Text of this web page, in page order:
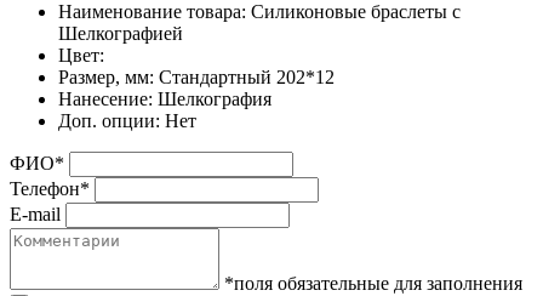
Наименование товара: Силиконовые браслеты с
Шелкографией
Цвет:
Размер, мм: Стандартный 202*12
Нанесение: Шелкография
Доп. опции: Нет
ФИО*
Телефон*
E-mail
*поля обязательные для заполнения